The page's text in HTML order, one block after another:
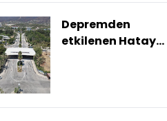
Depremden
etkilenen Hatay
hazırlanıyor